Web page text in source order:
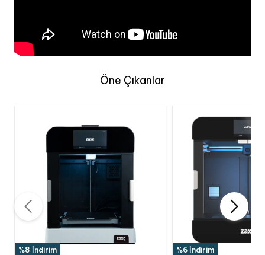
Öne Çıkanlar
%8 İndirim %6 İndirim